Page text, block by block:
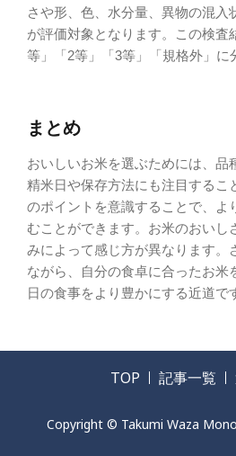
さや形、色、水分量、異物の混入
が評価対象となります。この検査
等」「2等」「3等」「規格外」に
まとめ
おいしいお米を選ぶためには、品
精米日や保存方法にも注目するこ
のポイントを意識することで、よ
むことができます。お米のおいし
みによって感じ方が異なります。
ながら、自分の食卓に合ったお米
日の食事をより豊かにする近道で
TOP 記事一覧
Copyright © Takumi Waza